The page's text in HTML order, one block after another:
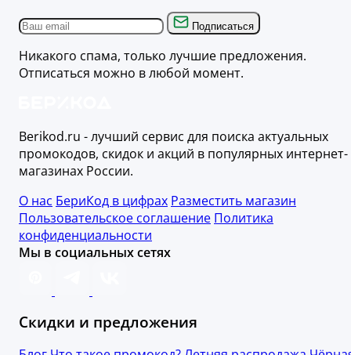
Подписаться
Никакого спама, только лучшие предложения.
Отписаться можно в любой момент.
Berikod.ru - лучший сервис для поиска актуальных
промокодов, скидок и акций в популярных интернет-
магазинах России.
О нас БериКод в цифрах Разместить магазин
Пользовательское соглашение Политика
конфиденциальности
Мы в социальных сетях
Скидки и предложения